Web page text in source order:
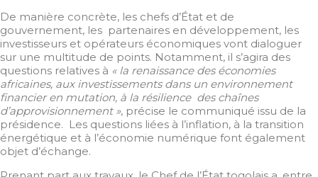
De manière concrète, les chefs d’État et de
gouvernement, les partenaires en développement, les
investisseurs et opérateurs économiques vont dialoguer
sur une multitude de points. Notamment, il s’agira des
questions relatives à « la renaissance des économies
africaines, aux investissements dans un environnement
financier en mutation, à la résilience des chaînes
d’approvisionnement », précise le communiqué issu de la
présidence. Les questions liées à l’inflation, à la transition
énergétique et à l’économie numérique font également
objet d’échange.